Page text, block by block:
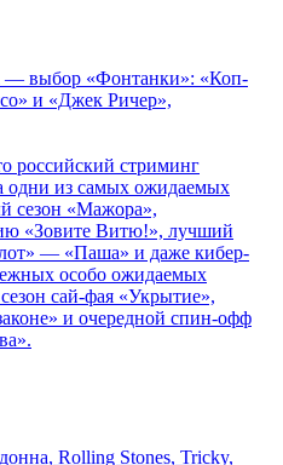
— выбор «Фонтанки»: «Коп-
и «Джек Ричер»,
российский стриминг
одни из самых ожидаемых
сезон «Мажора»,
«Зовите Витю!», лучший
— «Паша» и даже кибер-
особо ожидаемых
сай-фая «Укрытие»,
и очередной спин-офф
Rolling Stones, Tricky,